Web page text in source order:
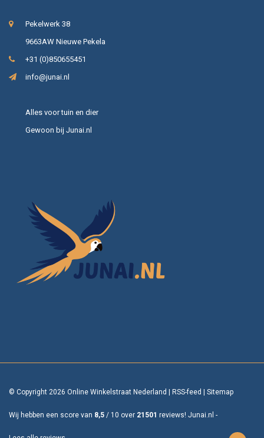
Pekelwerk 38
9663AW Nieuwe Pekela
+31 (0)850655451
info@junai.nl
Alles voor tuin en dier
Gewoon bij Junai.nl
© Copyright 2026 Online Winkelstraat Nederland RSS-feed Sitemap
Wij hebben een score van 8,5 / 10 over 21501 reviews! Junai.nl -